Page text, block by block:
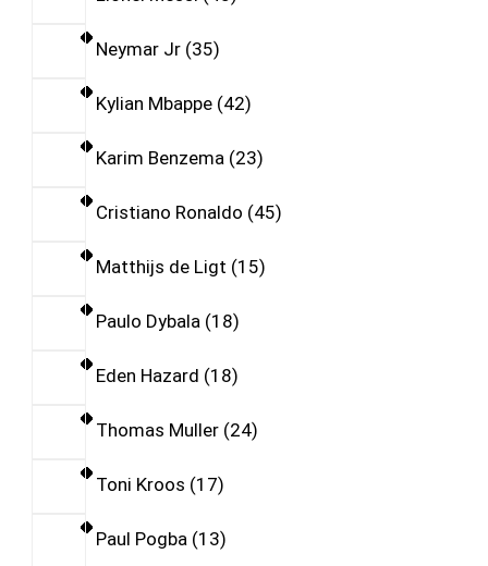
Neymar Jr 35
Kylian Mbappe 42
Karim Benzema 23
Cristiano Ronaldo 45
Matthijs de Ligt 15
Paulo Dybala 18
Eden Hazard 18
Thomas Muller 24
Toni Kroos 17
Paul Pogba 13